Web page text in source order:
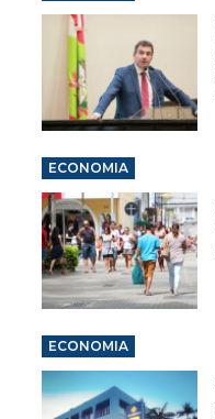
ECONOMIA
ECONOMIA